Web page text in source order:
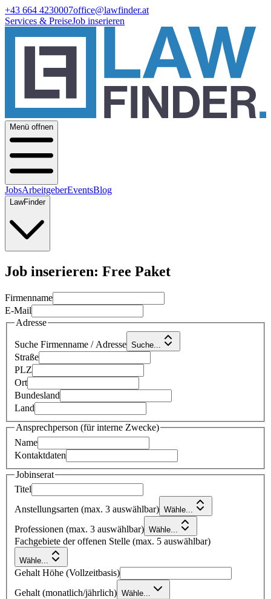
+43 664 4230007office@lawfinder.at
Services & PreiseJob inserieren
Menü offnen
JobsArbeitgeberEventsBlog
LawFinder
Job inserieren: Free Paket
Firmenname
E-Mail
Adresse
Suche Firmenname / Adresse Suche...
Straße
PLZ
Ort
Bundesland
Land
Ansprechperson (für interne Zwecke)
Name
Kontaktdaten
Jobinserat
Titel
Anstellungsarten (max. 3 auswählbar) Wähle...
Professionen (max. 3 auswählbar) Wähle...
Fachgebiete der offenen Stelle (max. 5 auswählbar)
Wähle...
Gehalt Höhe (Vollzeitbasis)
Gehalt (monatlich/jährlich) Wähle...